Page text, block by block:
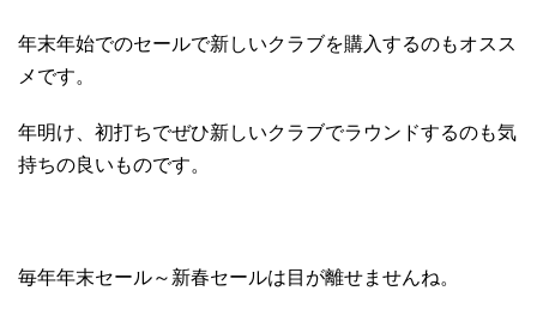
年末年始でのセールで新しいクラブを購入するのもオスス
メです。
年明け、初打ちでぜひ新しいクラブでラウンドするのも気
持ちの良いものです。
毎年年末セール～新春セールは目が離せませんね。